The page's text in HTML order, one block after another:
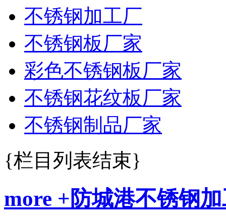
不锈钢加工厂
不锈钢板厂家
彩色不锈钢板厂家
不锈钢花纹板厂家
不锈钢制品厂家
{栏目列表结束}
more +防城港不锈钢